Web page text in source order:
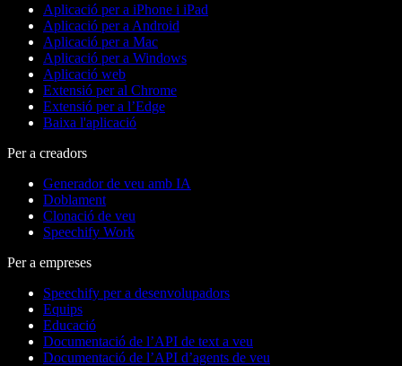
Aplicació per a iPhone i iPad
Aplicació per a Android
Aplicació per a Mac
Aplicació per a Windows
Aplicació web
Extensió per al Chrome
Extensió per a l’Edge
Baixa l'aplicació
Per a creadors
Generador de veu amb IA
Doblament
Clonació de veu
Speechify Work
Per a empreses
Speechify per a desenvolupadors
Equips
Educació
Documentació de l’API de text a veu
Documentació de l’API d’agents de veu